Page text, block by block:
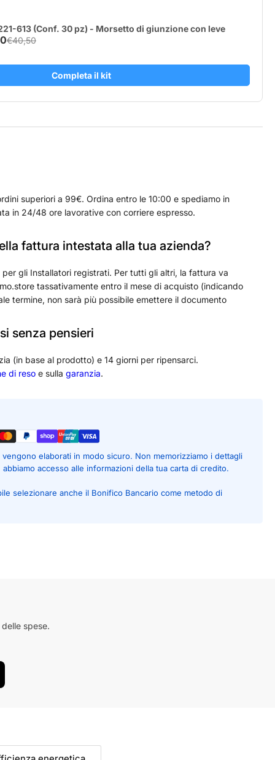
613 (Conf. 30 pz) - Morsetto di giunzione con leve
€40,50
Completa il kit
superiori a 99€. Ordina entro le 10:00 e spediamo in
in 24/48 ore lavorative con corriere espresso.
fattura intestata alla tua azienda?
gli Installatori registrati. Per tutti gli altri, la fattura va
tassativamente entro il mese di acquisto (indicando
termine, non sarà più possibile emettere il documento
senza pensieri
(in base al prodotto) e 14 giorni per ripensarci.
di reso e sulla garanzia.
elaborati in modo sicuro. Non memorizziamo i dettagli
accesso alle informazioni della tua carta di credito.
selezionare anche il Bonifico Bancario come metodo di
spese.